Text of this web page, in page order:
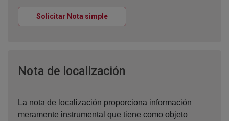
Solicitar Nota simpleVentana nueva
Nota de localización
La nota de localización proporciona información
meramente instrumental que tiene como objeto